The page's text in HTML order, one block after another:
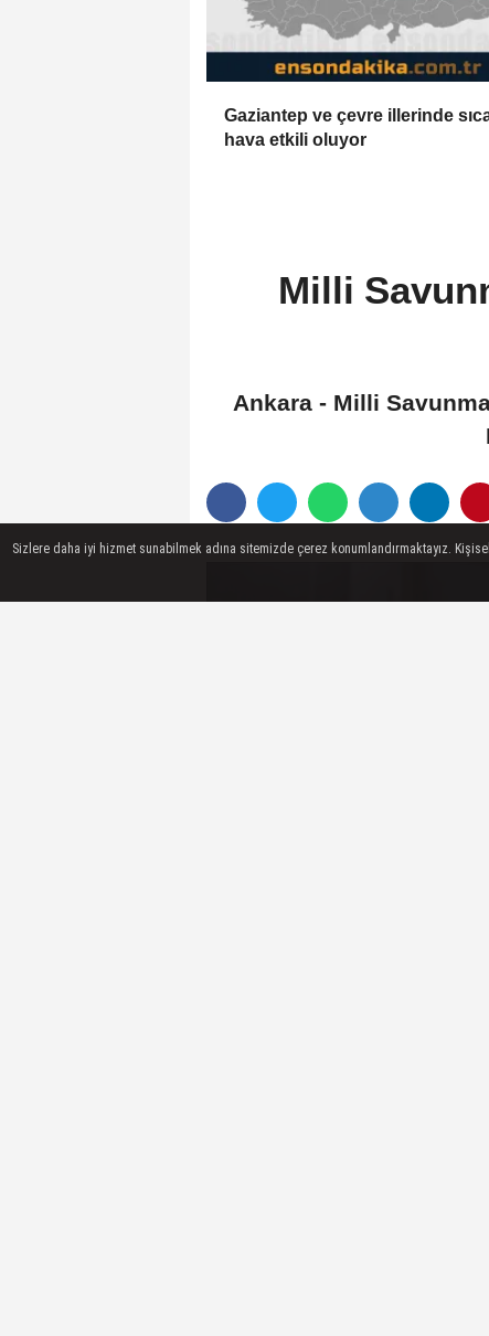
Gaziantep ve çevre illerinde
hava etkili oluyor
Milli
Ankara - Milli
Sizlere daha iyi hizmet sunabilmek adına sitemizde çerez konumlandırmaktayız.